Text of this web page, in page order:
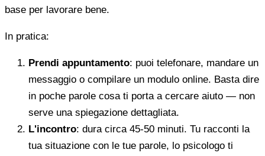
base per lavorare bene.
In pratica:
Prendi appuntamento: puoi telefonare, mandare un
messaggio o compilare un modulo online. Basta dire
in poche parole cosa ti porta a cercare aiuto — non
serve una spiegazione dettagliata.
L'incontro: dura circa 45-50 minuti. Tu racconti la
tua situazione con le tue parole, lo psicologo ti